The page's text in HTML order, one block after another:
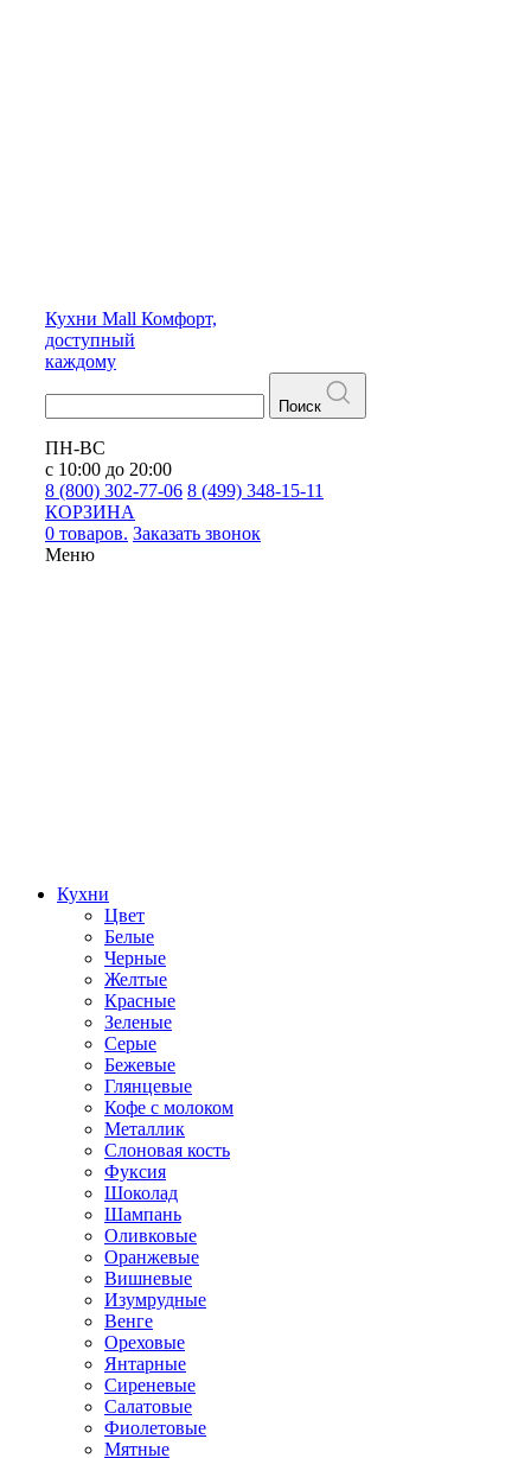
Кухни Mall Комфорт,
доступный
каждому
Поиск
ПН-ВС
с 10:00 до 20:00
8 (800) 302-77-06 8 (499) 348-15-11
КОРЗИНА
0 товаров. Заказать звонок
Меню
Кухни
Цвет
Белые
Черные
Желтые
Красные
Зеленые
Серые
Бежевые
Глянцевые
Кофе с молоком
Металлик
Слоновая кость
Фуксия
Шоколад
Шампань
Оливковые
Оранжевые
Вишневые
Изумрудные
Венге
Ореховые
Янтарные
Сиреневые
Салатовые
Фиолетовые
Мятные